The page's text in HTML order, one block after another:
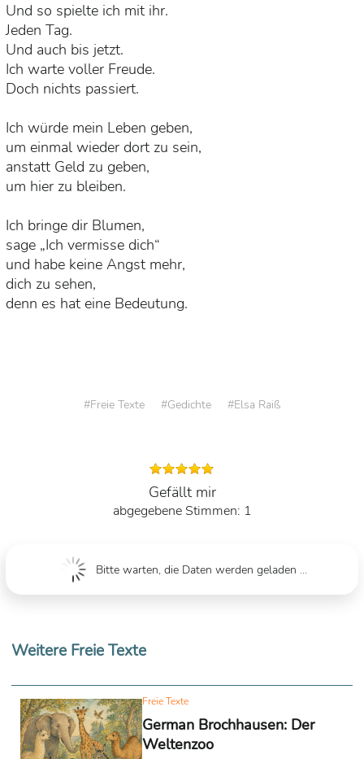
Und so spielte ich mit ihr.
Jeden Tag.
Und auch bis jetzt.
Ich warte voller Freude.
Doch nichts passiert.
Ich würde mein Leben geben,
um einmal wieder dort zu sein,
anstatt Geld zu geben,
um hier zu bleiben.
Ich bringe dir Blumen,
sage „Ich vermisse dich“
und habe keine Angst mehr,
dich zu sehen,
denn es hat eine Bedeutung.
Freie Texte Gedichte Elsa Raiß
Gefällt mir
1
Bitte warten, die Daten werden geladen ...
Weitere Freie Texte
Freie Texte
German Brochhausen: Der
Weltenzoo